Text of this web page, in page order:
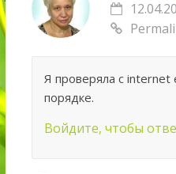
Я проверяла с internet
порядке.
Войдите, чтобы